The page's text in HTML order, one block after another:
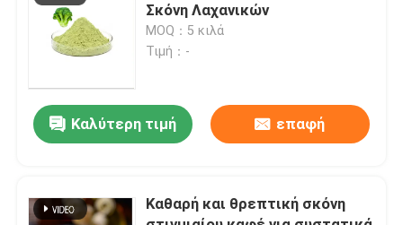
Έλεγχος ποιότητας
Επικοινωνήστε μαζί μας
Γεύματα ουσιών τροφίμων
Σκόνη Λαχανικών
MOQ：5 κιλά
Τιμή：-
Καλύτερη τιμή επαφή
Καθαρή και θρεπτική σκόνη